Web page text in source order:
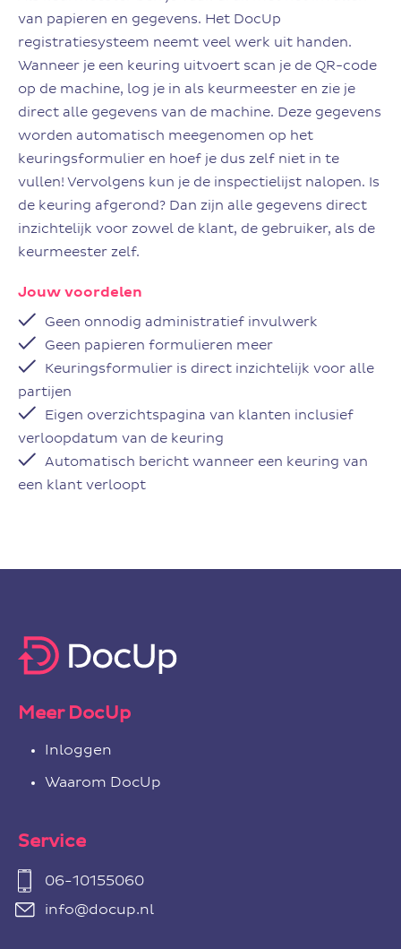
van papieren en gegevens. Het DocUp
registratiesysteem neemt veel werk uit handen.
Wanneer je een keuring uitvoert scan je de QR-code
op de machine, log je in als keurmeester en zie je
direct alle gegevens van de machine. Deze gegevens
worden automatisch meegenomen op het
keuringsformulier en hoef je dus zelf niet in te
vullen! Vervolgens kun je de inspectielijst nalopen. Is
de keuring afgerond? Dan zijn alle gegevens direct
inzichtelijk voor zowel de klant, de gebruiker, als de
keurmeester zelf.
Jouw voordelen
Geen onnodig administratief invulwerk
Geen papieren formulieren meer
Keuringsformulier is direct inzichtelijk voor alle
partijen
Eigen overzichtspagina van klanten inclusief
verloopdatum van de keuring
Automatisch bericht wanneer een keuring van
een klant verloopt
Meer DocUp
Inloggen
Waarom DocUp
Service
06-10155060
info@docup.nl